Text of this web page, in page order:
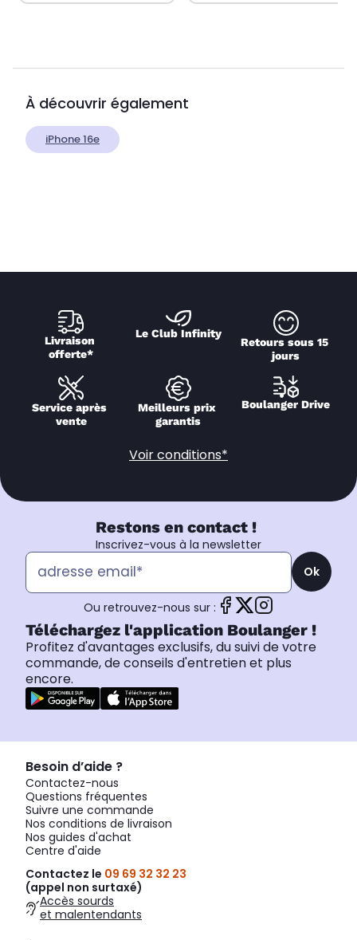
À découvrir également
iPhone 16e
Livraison
offerte*
Le Club Infinity
Retours sous 15
jours
Service après
vente
Meilleurs prix
garantis
Boulanger Drive
Voir conditions*
Restons en contact !
Inscrivez-vous à la newsletter
Ok
Ou retrouvez-nous sur :
Téléchargez l'application Boulanger !
Profitez d'avantages exclusifs, du suivi de votre
commande, de conseils d'entretien et plus
encore.
Besoin d’aide ?
Contactez-nous
Questions fréquentes
Suivre une commande
Nos conditions de livraison
Nos guides d'achat
Centre d'aide
Contactez le 09 69 32 32 23
(appel non surtaxé)
Accès sourds
et malentendants